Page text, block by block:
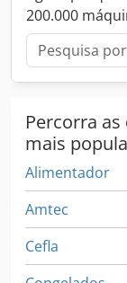
embalagem
automática
Automatizador
200.000
Percorra
mais
Alimentador
Amtec
Cefla